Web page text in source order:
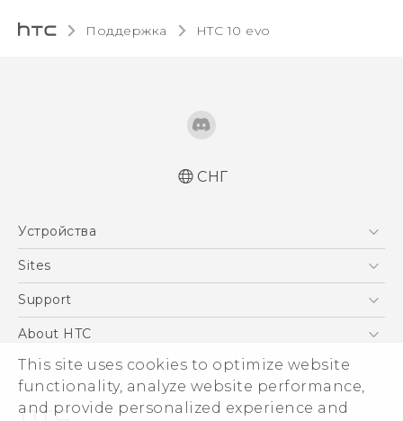
This site uses cookies to optimize website
functionality, analyze website performance,
and provide personalized experience and
Поддержка HTC 10 evo‎
Русский - Руководство пользователя
соответствию стандартам
Қазақ - жұмысты бастау нұсқаулығы
ақпараты
English - Quick start guide
English - User manual
СНГ
Устройства
5G
EXODUS
VIVE
Sites
HTC Dev
Support
ПОДДЕРЖКА
About HTC
ESG
Инвестирование